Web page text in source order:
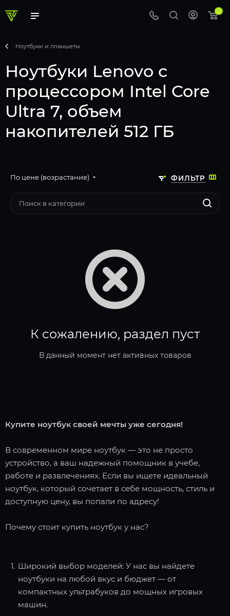
0
Ноутбуки и планшеты
Ноутбуки Lenovo с
процессором Intel Core
Ultra 7, объем
накопителей 512 ГБ
ФИЛЬТР
По цене (возрастание)
К сожалению, раздел пуст
В данный момент нет активных товаров
Купите ноутбук своей мечты уже сегодня!
В современном мире ноутбук — это не просто
устройство, а ваш надежный помощник в учебе,
работе и развлечениях. Если вы ищете идеальный
ноутбук, который сочетает в себе мощность, стиль и
доступную цену, вы попали по адресу!
Почему стоит купить ноутбук у нас?
Широкий выбор моделей: У нас вы найдете
ноутбуки на любой вкус и бюджет — от
компактных ультрабуков до мощных игровых
машин.